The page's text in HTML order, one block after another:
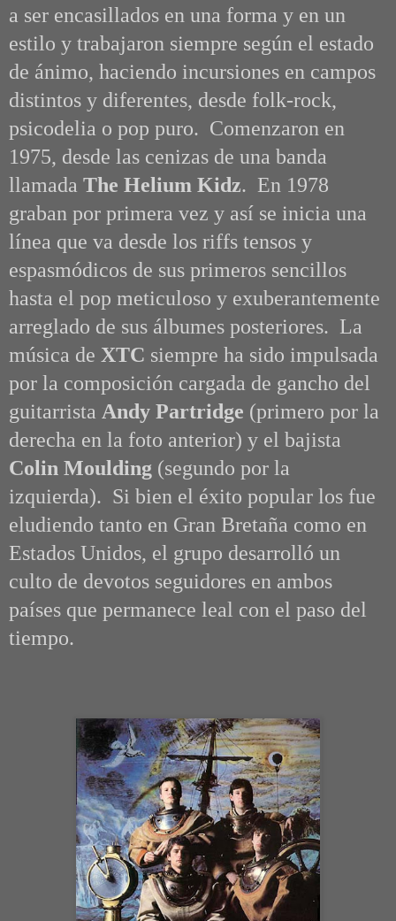
a ser encasillados en una forma y en un
estilo y trabajaron siempre según el estado
de ánimo, haciendo incursiones en campos
distintos y diferentes, desde folk-rock,
psicodelia o pop puro. Comenzaron en
1975, desde las cenizas de una banda
llamada The Helium Kidz. En 1978
graban por primera vez y así se inicia una
línea que va desde los riffs tensos y
espasmódicos de sus primeros sencillos
hasta el pop meticuloso y exuberantemente
arreglado de sus álbumes posteriores. La
música de XTC siempre ha sido impulsada
por la composición cargada de gancho del
guitarrista Andy Partridge (primero por la
derecha en la foto anterior) y el bajista
Colin Moulding (segundo por la
izquierda). Si bien el éxito popular los fue
eludiendo tanto en Gran Bretaña como en
Estados Unidos, el grupo desarrolló un
culto de devotos seguidores en ambos
países que permanece leal con el paso del
tiempo.